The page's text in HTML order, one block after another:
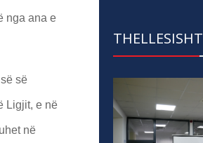
nga ana e
së
Ligjit, e në
në
THELLESISHT